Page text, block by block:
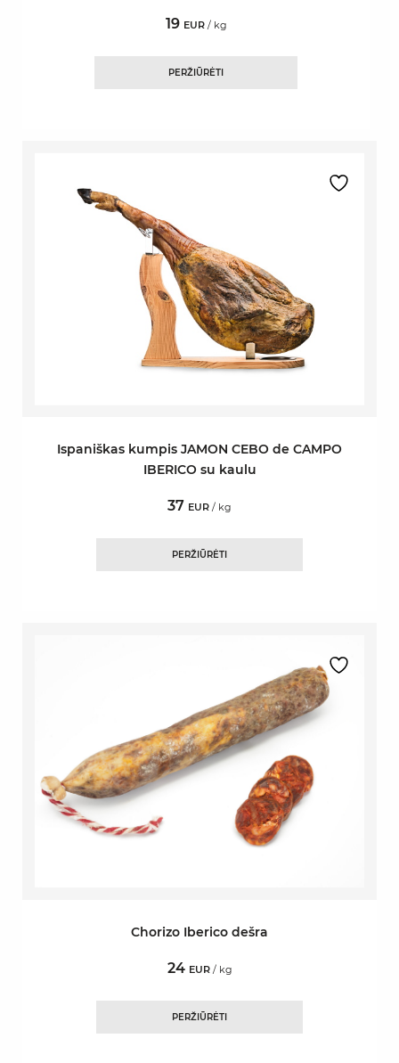
19 EUR / kg
PERŽIŪRĖTI
Ispaniškas kumpis JAMON CEBO de CAMPO
IBERICO su kaulu
37 EUR / kg
PERŽIŪRĖTI
Chorizo Iberico dešra
24 EUR / kg
PERŽIŪRĖTI